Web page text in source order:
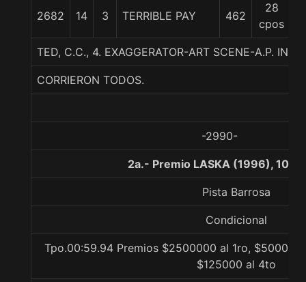
2682 14 3 TERRIBLE PAY 462
28
cpos
TED, C.C., 4. EXAGGERATOR-ART SCENE-A.P. INDY
CORRIERON TODOS.
-2990-
2a.- Premio LASKA (1996),
Pista Barrosa
Condicional
Tpo.00:59.94 Premios $2500000 al 1ro,
$125000 al 4to